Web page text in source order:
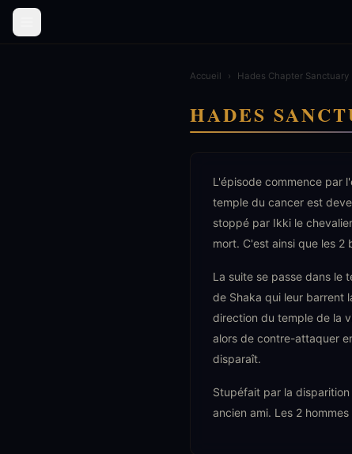
Accueil › Hades Chapter Sanctuary
HADES
L'épisode commence par
temple du cancer est
stoppé par Ikki le
mort. C'est ainsi que les 2
La suite se passe dans le
de Shaka qui leur barrent
direction du temple de la
alors de contre-attaquer
disparaît.
Stupéfait par la
ancien ami. Les 2